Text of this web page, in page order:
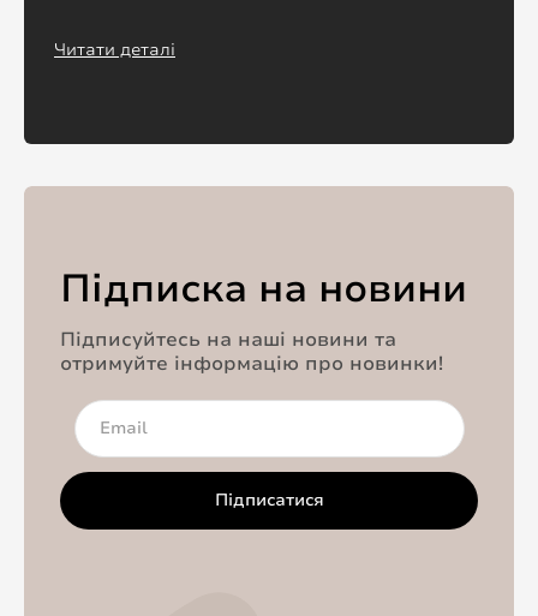
Читати деталі
Підписка на новини
Підписуйтесь на наші новини та
отримуйте інформацію про новинки!
Підписатися